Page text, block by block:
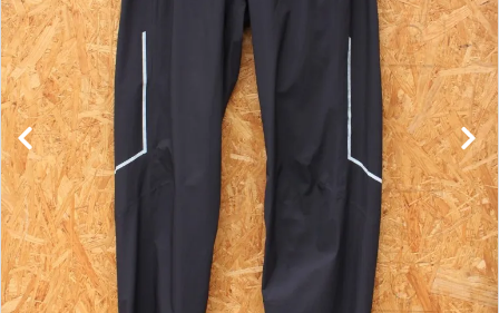
買取案内
レンタル・修理
店舗情報
POLICY
INFORMATION